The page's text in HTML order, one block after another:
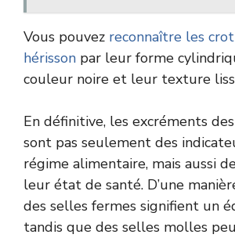
Vous pouvez reconnaître les
hérisson par leur forme
couleur noire et leur texture
En définitive, les excréments
sont pas seulement des
régime alimentaire, mais aussi
leur état de santé. D’une
des selles fermes signifient un
tandis que des selles molles